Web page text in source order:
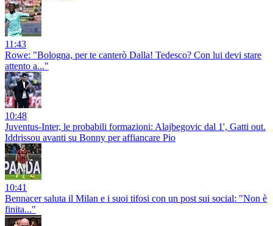
11:43
Rowe: "Bologna, per te canterò Dalla! Tedesco? Con lui devi stare
attento a..."
10:48
Juventus-Inter, le probabili formazioni: Alajbegovic dal 1', Gatti out.
Iddrissou avanti su Bonny per affiancare Pio
10:41
Bennacer saluta il Milan e i suoi tifosi con un post sui social: "Non è
finita..."